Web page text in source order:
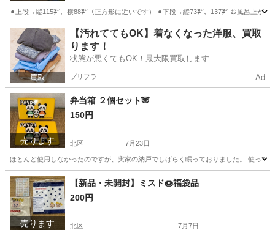
⚫︎上段→縦115㌢、横88㌢（正方形に近いです） ⚫︎下段→縦73㌢、137㌢ お風呂上が
東京 北区 家庭用品 バスタオル
【汚れててもOK】着なくなった洋服、買取
ります！
状態が悪くてもOK！最大限買取します
プリフラ Ad
売ります
弁当箱 ２個セット🐼
150円
北区 7月23日
ほとんど使用しなかったのですが、実家の納戸でしばらく眠っておりました。 使って
東京 北区 家庭用品 弁当箱
売ります
【新品・未開封】ミスド🍩福袋品
200円
北区 7月7日